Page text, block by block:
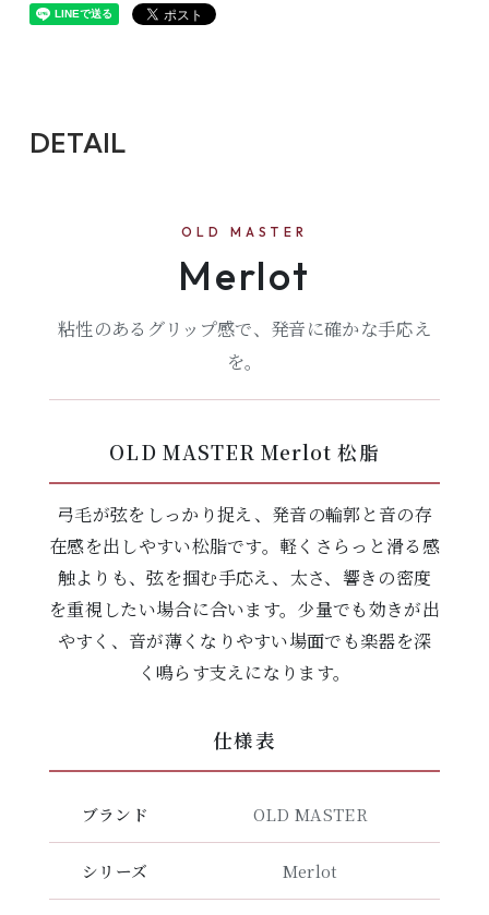
DETAIL
OLD MASTER
Merlot
粘性のあるグリップ感で、発音に確かな手応え
を。
OLD MASTER Merlot 松脂
弓毛が弦をしっかり捉え、発音の輪郭と音の存
在感を出しやすい松脂です。軽くさらっと滑る感
触よりも、弦を掴む手応え、太さ、響きの密度
を重視したい場合に合います。少量でも効きが出
やすく、音が薄くなりやすい場面でも楽器を深
く鳴らす支えになります。
仕様表
ブランド OLD MASTER
シリーズ Merlot